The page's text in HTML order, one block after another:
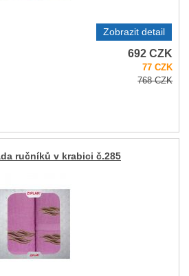
Zobrazit detail
692CZK
77CZK
768CZK
ručníků v krabici č.285